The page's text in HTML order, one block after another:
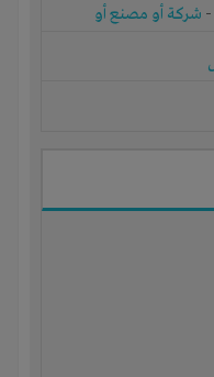
- شركة أو مصنع أو